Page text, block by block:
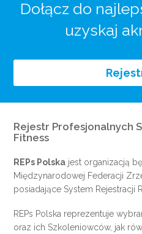
Dołącz do
uzyskaj
Rejestr Profesjonalnych
Fitness
REPs Polska jest organizacją
Międzynarodowej Federacji
posiadające System Rejestracji
REPs Polska reprezentuje
oraz ich Szkoleniowców, jak